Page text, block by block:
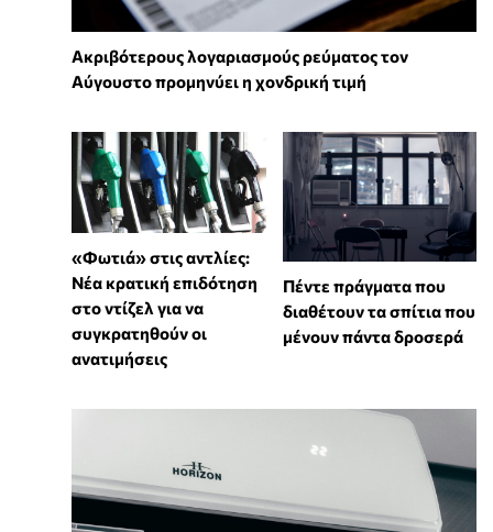
Ακριβότερους λογαριασμούς ρεύματος τον
Αύγουστο προμηνύει η χονδρική τιμή
«Φωτιά» στις αντλίες:
Νέα κρατική επιδότηση
στο ντίζελ για να
συγκρατηθούν οι
ανατιμήσεις
Πέντε πράγματα που
διαθέτουν τα σπίτια που
μένουν πάντα δροσερά